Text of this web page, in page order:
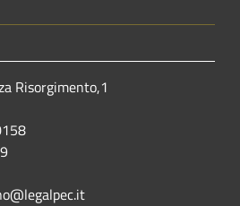
Risorgimento,1